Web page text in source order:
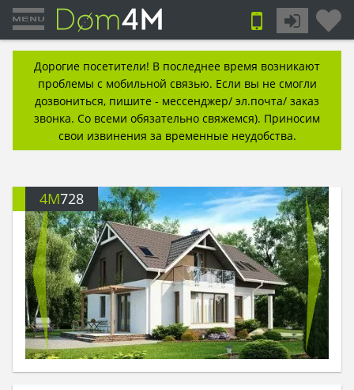
Дорогие посетители! В последнее время возникают
проблемы с мобильной связью. Если вы не смогли
дозвониться, пишите - мессенджер/ эл.почта/ заказ
звонка. Со всеми обязательно свяжемся). Приносим
свои извинения за временные неудобства.
4M728